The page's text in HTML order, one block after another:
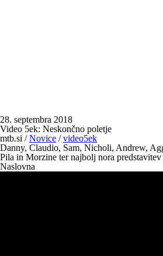
28. septembra 2018
Video 5ek: Neskončno poletje
mtb.si / Novice / video5ek
Danny, Claudio, Sam, Nicholi, Andrew,
Pila in Morzine ter najbolj nora predstavitev
Naslovna